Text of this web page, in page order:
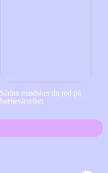
Sådan mindsker du rod på
børneværelset